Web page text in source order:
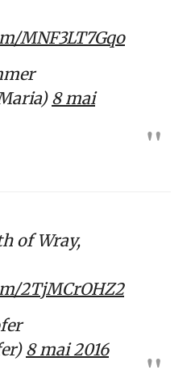
MNF3LT7Gqo
8 mai
of Wray,
2TjMCrOHZ2
8 mai 2016